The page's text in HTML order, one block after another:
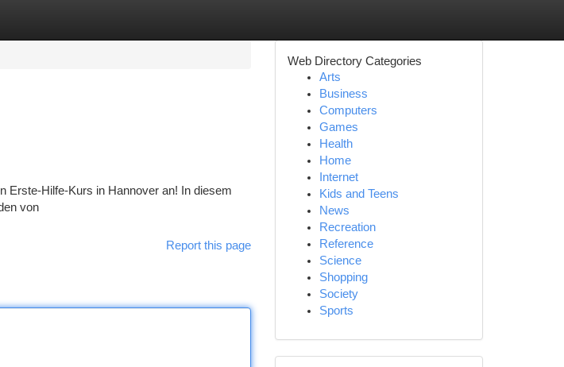
Erste-Hilfe-Kurs in Hannover an! In diesem
von
Report this page
Web Directory Categories
Arts
Business
Computers
Games
Health
Home
Internet
Kids and Teens
News
Recreation
Reference
Science
Shopping
Society
Sports